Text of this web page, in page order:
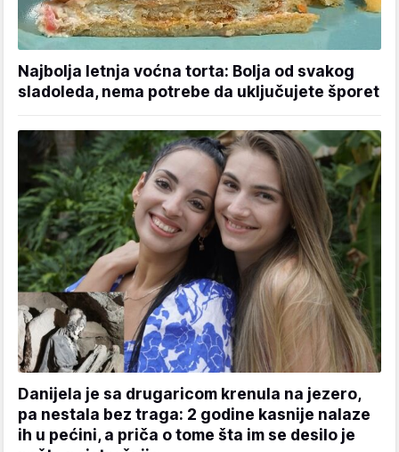
Najbolja letnja voćna torta: Bolja od svakog
sladoleda, nema potrebe da uključujete šporet
Danijela je sa drugaricom krenula na jezero,
pa nestala bez traga: 2 godine kasnije nalaze
ih u pećini, a priča o tome šta im se desilo je